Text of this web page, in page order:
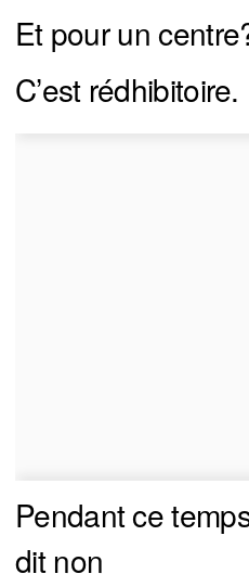
Et pour un
C’est rédhibitoire.
Pendant ce
dit non